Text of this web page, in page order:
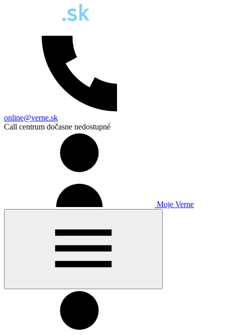
online@verne.sk
Call centrum dočasne nedostupné
Moje Verne